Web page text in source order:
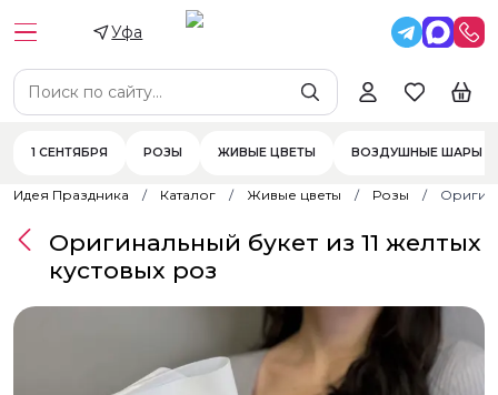
Уфа
1 СЕНТЯБРЯ РОЗЫ ЖИВЫЕ ЦВЕТЫ ВОЗДУШНЫЕ ШАРЫ
Идея Праздника Каталог Живые цветы Розы
Оригинальный букет из 11 желтых
кустовых роз